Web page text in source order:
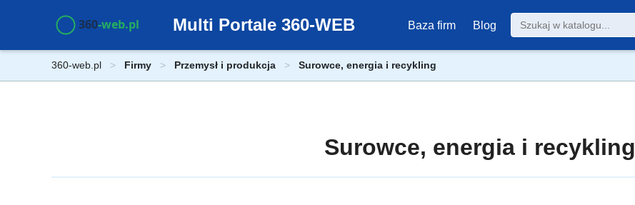
Multi Portale 360-WEB Baza firm Blog
360-web.pl Firmy Przemysł i produkcja Surowce, energia i recykling
Surowce, energia i recykling